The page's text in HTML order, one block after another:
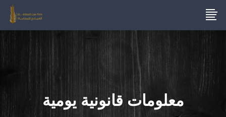
معلومات قانونية يومية